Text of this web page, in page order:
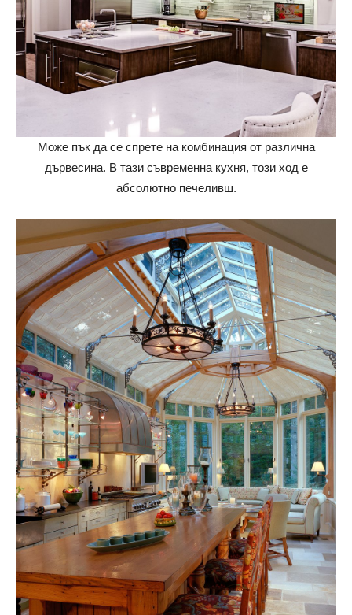
Може пък да се спрете на комбинация от различна
дървесина. В тази съвременна кухня, този ход е
абсолютно печеливш.